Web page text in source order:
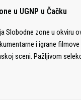
u UGNP u Čačku
Slobodne zone u okviru
i igrane
sceni. Pažljivom